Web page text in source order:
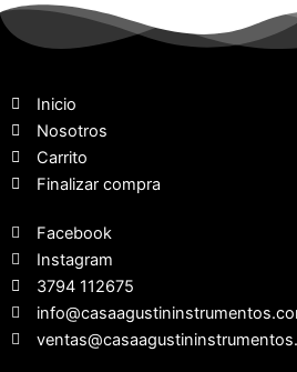
Inicio
Nosotros
Carrito
Finalizar compra
Facebook
Instagram
3794 112675